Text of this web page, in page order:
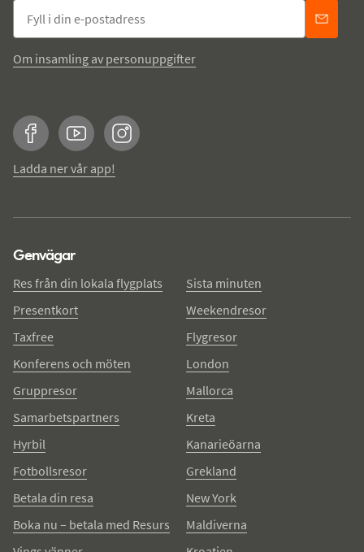
Om insamling av personuppgifter
FacebookYouTubeInstagram
Ladda ner vår app!
Genvägar
Res från din lokala flygplats
Presentkort
Taxfree
Konferens och möten
Gruppresor
Samarbetspartners
Hyrbil
Fotbollsresor
Betala din resa
Boka nu – betala med Resurs
Sista minuten
Weekendresor
Flygresor
London
Mallorca
Kreta
Kanarieöarna
Grekland
New York
Maldiverna